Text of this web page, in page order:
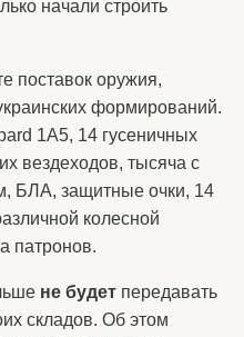
начали строить
поставок оружия,
формирований.
1A5, 14 гусеничных
вездеходов, тысяча с
БЛА, защитные очки, 14
колесной
патронов.
не будет передавать
складов. Об этом